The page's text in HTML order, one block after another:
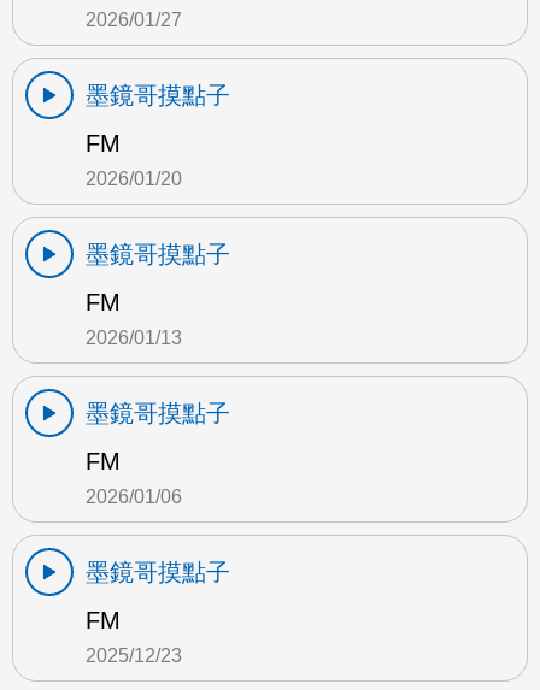
2026/01/27
墨鏡哥摸點子
FM
2026/01/20
墨鏡哥摸點子
FM
2026/01/13
墨鏡哥摸點子
FM
2026/01/06
墨鏡哥摸點子
FM
2025/12/23